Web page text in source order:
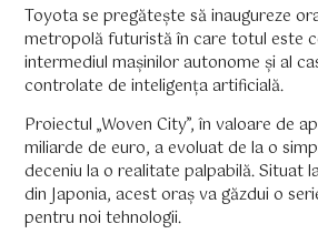
Toyota se pregătește să inaugureze
metropolă futuristă în care totul este
intermediul mașinilor autonome și al
controlate de inteligența artificială.
Proiectul „Woven City”, în valoare de
miliarde de euro, a evoluat de la o
deceniu la o realitate palpabilă. Situat
din Japonia, acest oraș va găzdui o
pentru noi tehnologii.